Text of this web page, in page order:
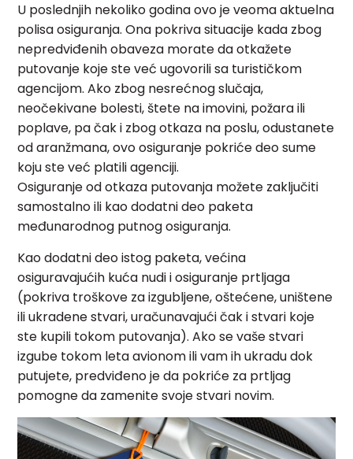
U poslednjih nekoliko godina ovo je veoma aktuelna
polisa osiguranja. Ona pokriva situacije kada zbog
nepredviđenih obaveza morate da otkažete
putovanje koje ste već ugovorili sa turističkom
agencijom. Ako zbog nesrećnog slučaja,
neočekivane bolesti, štete na imovini, požara ili
poplave, pa čak i zbog otkaza na poslu, odustanete
od aranžmana, ovo osiguranje pokriće deo sume
koju ste već platili agenciji.
Osiguranje od otkaza putovanja možete zaključiti
samostalno ili kao dodatni deo paketa
međunarodnog putnog osiguranja.
Kao dodatni deo istog paketa, većina
osiguravajućih kuća nudi i osiguranje prtljaga
(pokriva troškove za izgubljene, oštećene, uništene
ili ukradene stvari, uračunavajući čak i stvari koje
ste kupili tokom putovanja). Ako se vaše stvari
izgube tokom leta avionom ili vam ih ukradu dok
putujete, predviđeno je da pokriće za prtljag
pomogne da zamenite svoje stvari novim.